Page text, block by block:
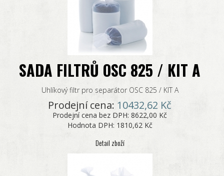
SADA FILTRŮ OSC 825 / KIT A
Uhlíkový filtr pro separátor OSC 825 / KIT A
Prodejní cena: 10432,62 Kč
Prodejní cena bez DPH:8622,00 Kč
Hodnota DPH: 1810,62 Kč
Detail zboží